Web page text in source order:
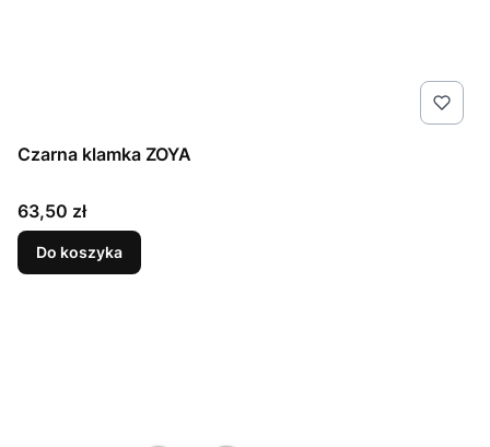
Czarna klamka ZOYA
Cena
63,50 zł
Do koszyka